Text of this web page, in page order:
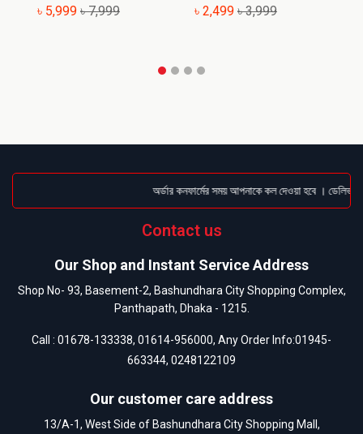
৳ 5,999 ৳ 7,999 ৳ 2,499 ৳ 3,999
অর্ডার কনফার্মের সময় আপনাকে কল দেওয়া হবে ।
Contact us
Our Shop and Instant Service Address
Shop No- 93, Basement-2, Bashundhara City Shopping Complex,
Panthapath, Dhaka - 1215.
Call : 01678-133338, 01614-956000, Any Order Info:01945-
663344, 0248122109
Our customer care address
13/A-1, West Side of Bashundhara City Shopping Mall,